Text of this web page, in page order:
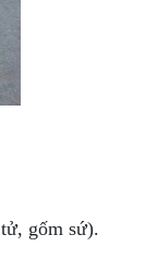
gốm sứ).